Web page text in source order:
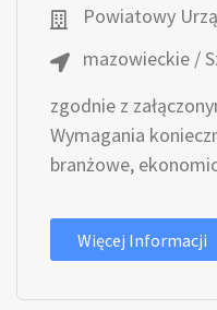
Powiatowy
mazowieckie /
zgodnie z
Wymagania
branżowe,
Więcej Informacji